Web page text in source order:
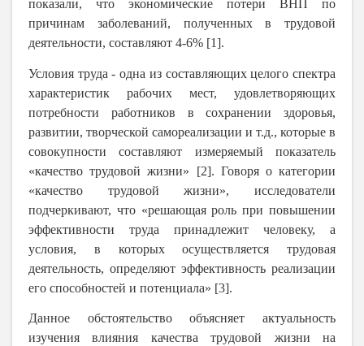
показали, что экономические потери ВНП по
причинам заболеваний, полученных в трудовой
деятельности, составляют 4-6% [1].
Условия труда - одна из составляющих целого спектра
характеристик рабочих мест, удовлетворяющих
потребности работников в сохранении здоровья,
развитии, творческой самореализации и т.д., которые в
совокупности составляют измеряемый показатель
«качество трудовой жизни» [2]. Говоря о категории
«качество трудовой жизни», исследователи
подчеркивают, что «решающая роль при повышении
эффективности труда принадлежит человеку, а
условия, в которых осуществляется трудовая
деятельность, определяют эффективность реализации
его способностей и потенциала» [3].
Данное обстоятельство объясняет актуальность
изучения влияния качества трудовой жизни на